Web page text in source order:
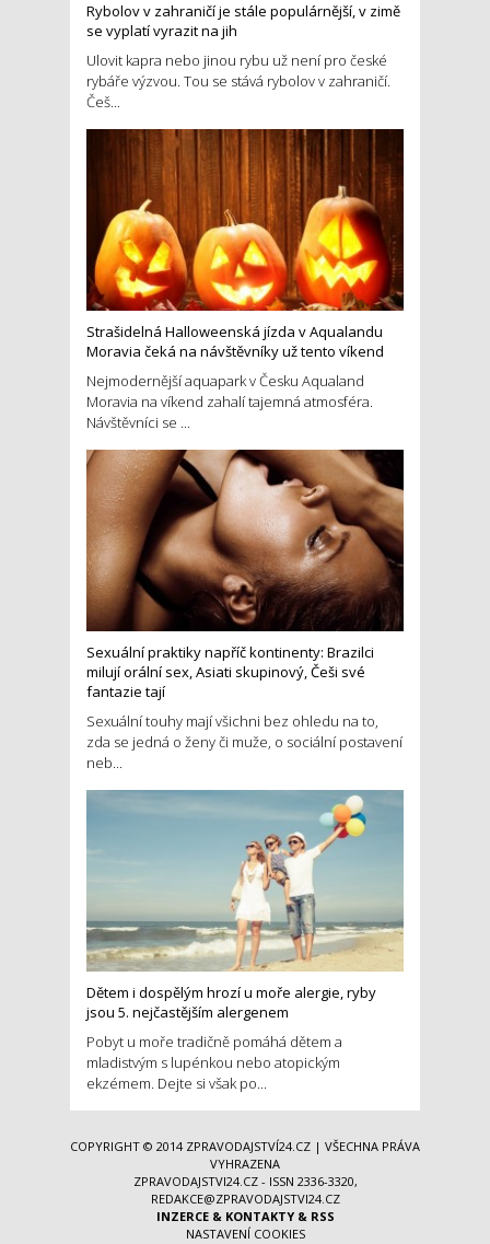
Rybolov v zahraničí je stále populárnější, v zimě
se vyplatí vyrazit na jih
Ulovit kapra nebo jinou rybu už není pro české
rybáře výzvou. Tou se stává rybolov v zahraničí.
Češ...
Strašidelná Halloweenská jízda v Aqualandu
Moravia čeká na návštěvníky už tento víkend
Nejmodernější aquapark v Česku Aqualand
Moravia na víkend zahalí tajemná atmosféra.
Návštěvníci se ...
Sexuální praktiky napříč kontinenty: Brazilci
milují orální sex, Asiati skupinový, Češi své
fantazie tají
Sexuální touhy mají všichni bez ohledu na to,
zda se jedná o ženy či muže, o sociální postavení
neb...
Dětem i dospělým hrozí u moře alergie, ryby
jsou 5. nejčastějším alergenem
Pobyt u moře tradičně pomáhá dětem a
mladistvým s lupénkou nebo atopickým
ekzémem. Dejte si však po...
COPYRIGHT © 2014 ZPRAVODAJSTVÍ24.CZ | VŠECHNA PRÁVA
VYHRAZENA
ZPRAVODAJSTVI24.CZ - ISSN 2336-3320,
REDAKCE@ZPRAVODAJSTVI24.CZ
INZERCE& KONTAKTY& RSS
NASTAVENÍ COOKIES